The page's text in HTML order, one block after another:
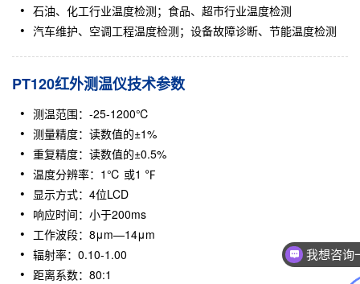
石油、化工行业温度检测；食品、超市行业温度检测
汽车维护、空调工程温度检测；设备故障诊断、节能温度检测
PT120红外测温仪技术参数
测温范围：-25-1200℃
测量精度：读数值的±1%
重复精度：读数值的±0.5%
温度分辨率：1℃ 或1 ℉
显示方式：4位LCD
响应时间：小于200ms
工作波段：8μm—14μm
辐射率：0.10-1.00
距离系数：80:1
我想咨询